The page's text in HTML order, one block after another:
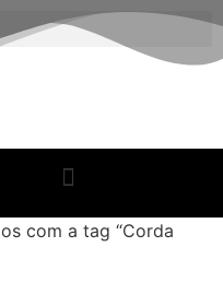
com a tag “Corda